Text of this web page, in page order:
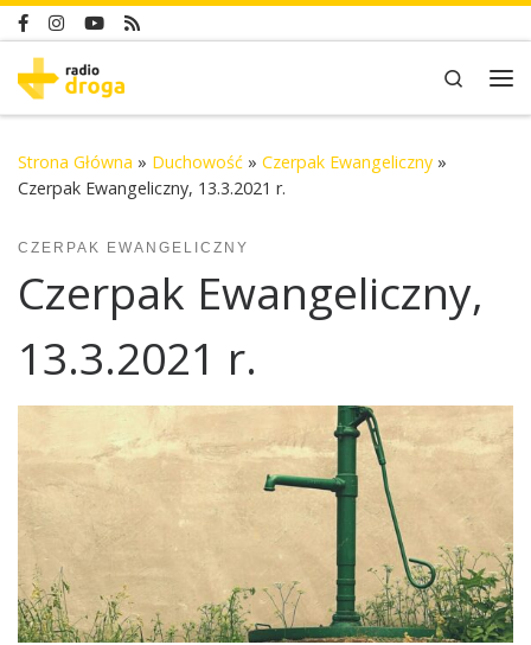
Skip to content
Search
Strona Główna » Duchowość » Czerpak Ewangeliczny »
Czerpak Ewangeliczny, 13.3.2021 r.
CZERPAK EWANGELICZNY
Czerpak Ewangeliczny,
13.3.2021 r.